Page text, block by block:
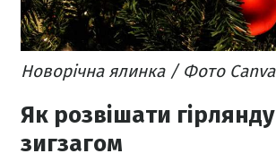
Новорічна ялинка / Фото Canva
Як розвішати гірлянду
зигзагом